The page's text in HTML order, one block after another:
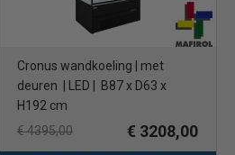
Cronus wandkoeling | met
deuren
| LED | B87 x D63 x
H192 cm
€ 4395,00
€ 3208,00